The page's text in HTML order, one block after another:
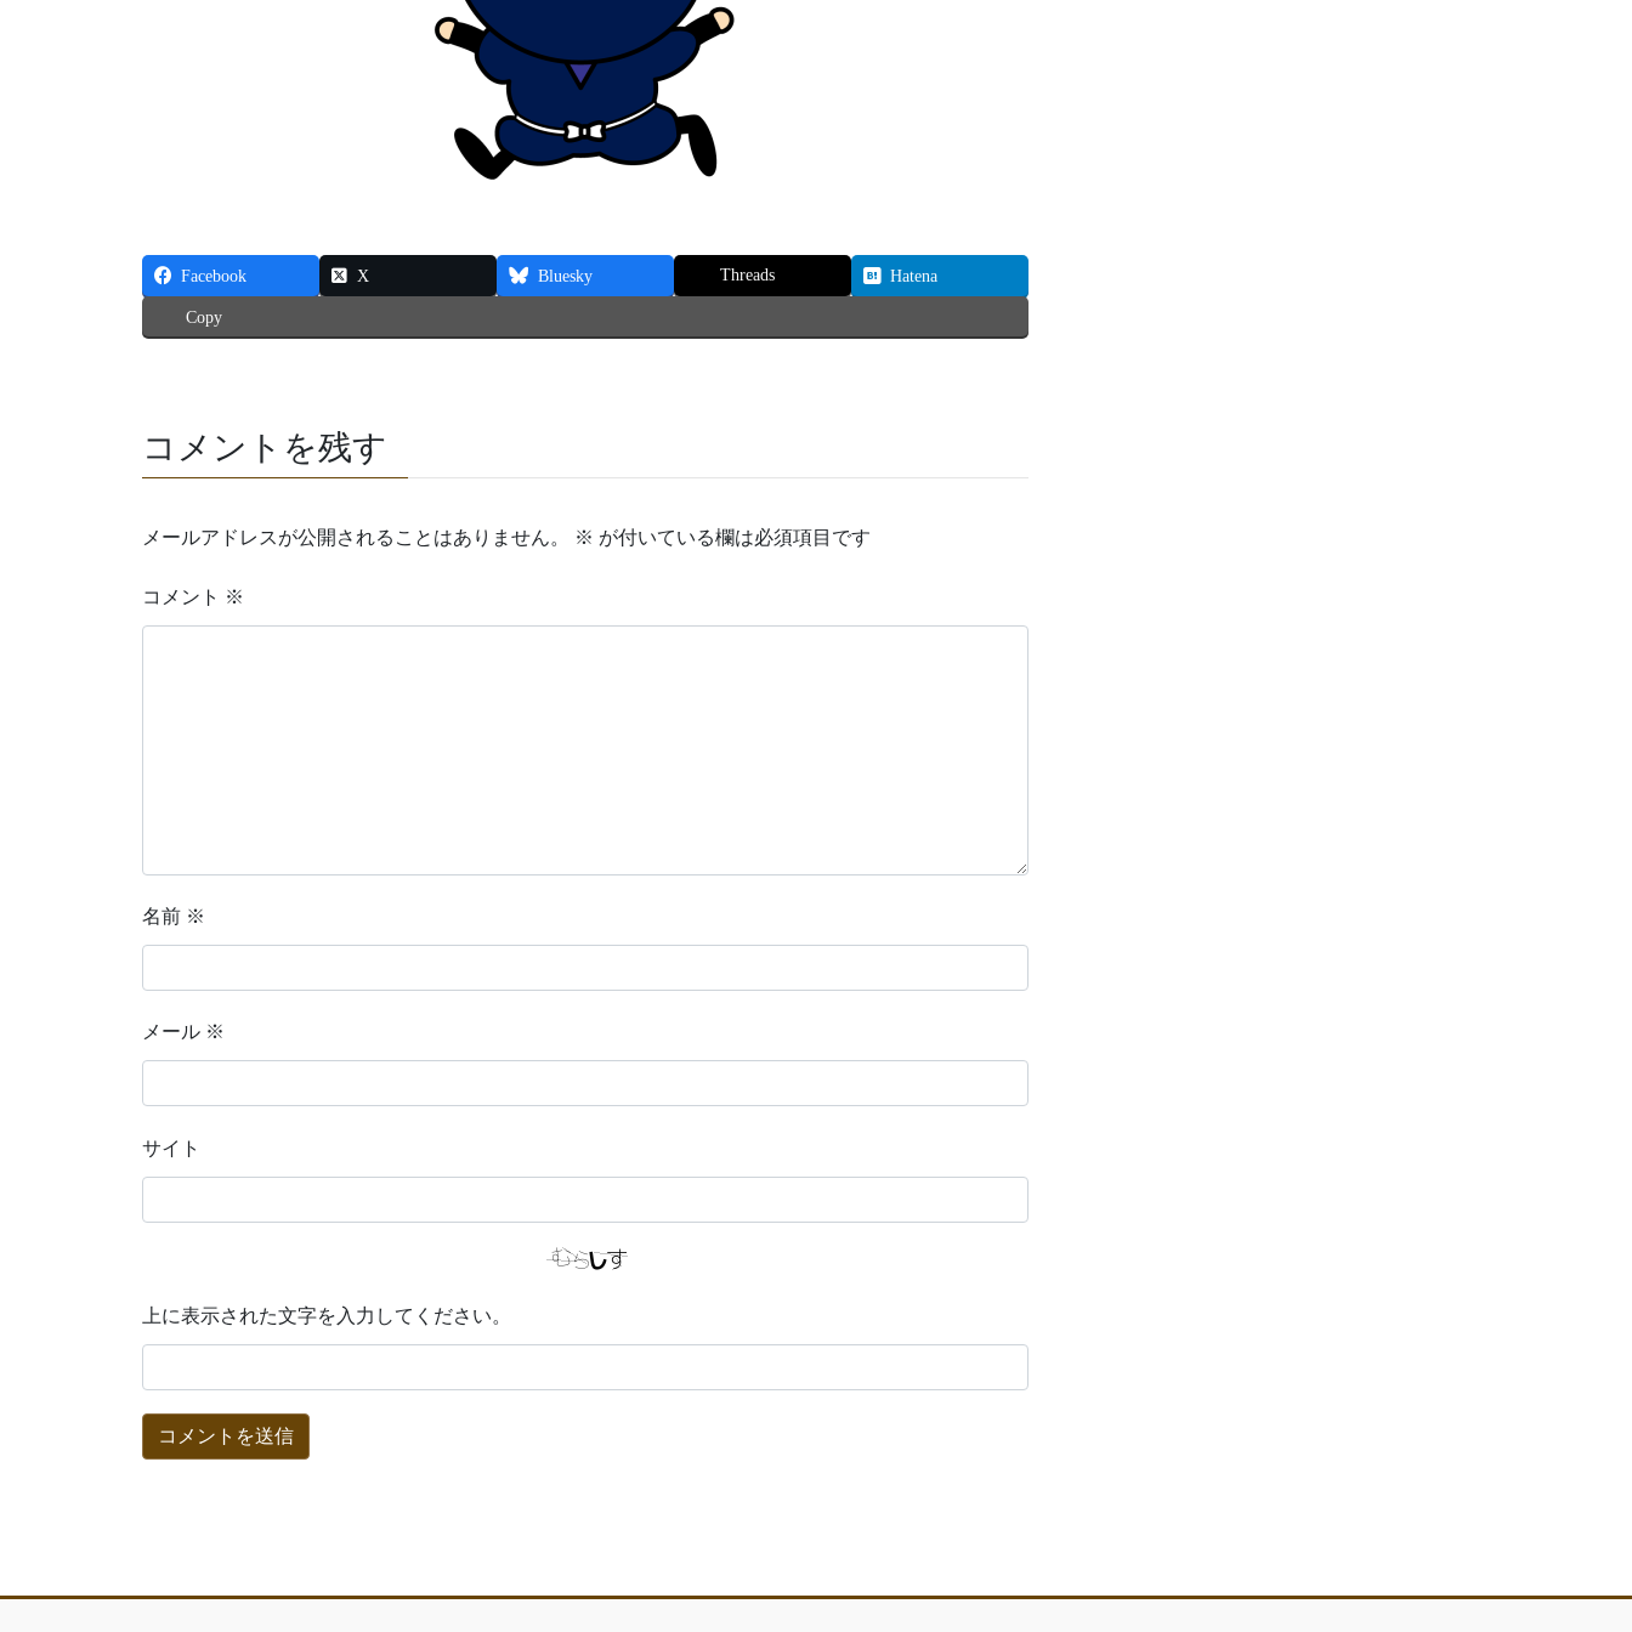
Facebook X Bluesky Threads Hatena
Copy
コメントを残す
メールアドレスが公開されることはありません。 ※ が付いている欄は必須項目です
コメント ※
名前 ※
メール ※
サイト
上に表示された文字を入力してください。